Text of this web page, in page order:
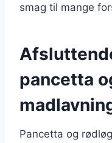
smag til mange
pancetta
Pancetta og